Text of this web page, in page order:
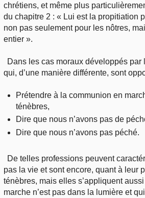
chrétiens, et même plus
du chapitre 2 : « Lui est la propitiation
non pas seulement pour les nôtres,
entier ».
Dans les cas moraux développés par
qui, d’une manière différente, sont
Prétendre à la communion en
ténèbres,
Dire que nous n’avons pas de
Dire que nous n’avons pas péché.
De telles professions peuvent
pas la vie et sont encore, quant à leur
ténèbres, mais elles s’appliquent
marche n’est pas dans la lumière et